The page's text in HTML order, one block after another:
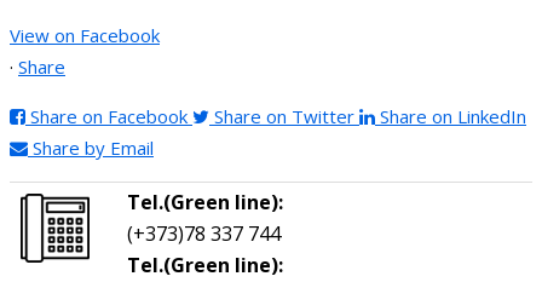
View on Facebook
· Share
Share on Facebook Share on Twitter
Share on LinkedIn
Share by Email
Tel.(Green line):
(+373)78 337 744
Tel.(Green line):